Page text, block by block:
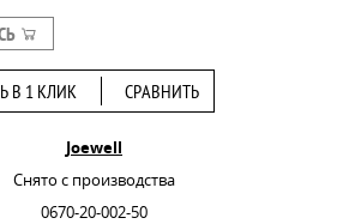
В 1 КЛИК СРАВНИТЬ
Joewell
Снято с производства
0670-20-002-50